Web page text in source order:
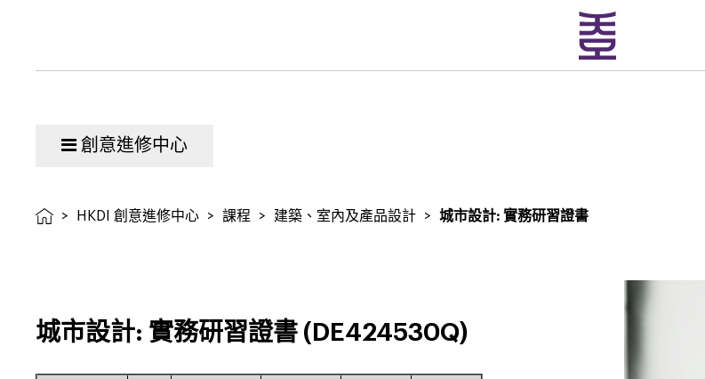
創意進修中心
> HKDI 創意進修中心 > 課程 > 建築、室內及產品設計 > 城市設計: 實務研習證書
城市設計: 實務研習證書 (DE424530Q)